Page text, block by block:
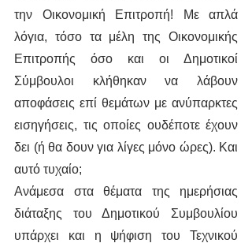
την Οικονομική Επιτροπή! Με απλά
λόγια, τόσο τα μέλη της Οικονομικής
Επιτροπής όσο και οι Δημοτικοί
Σύμβουλοι κλήθηκαν να λάβουν
αποφάσεις επί θεμάτων με ανύπαρκτες
εισηγήσεις, τις οποίες ουδέποτε έχουν
δει (ή θα δουν για λίγες μόνο ώρες). Και
αυτό τυχαίο;
Ανάμεσα στα θέματα της ημερήσιας
διάταξης του Δημοτικού Συμβουλίου
υπάρχει και η ψήφιση του Τεχνικού